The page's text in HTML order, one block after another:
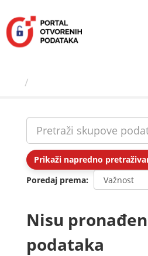
sadržaj
Prikaži napredno
Poredaj prema
Nisu
podataka